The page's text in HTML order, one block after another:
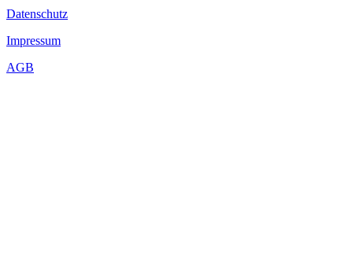
Datenschutz
Impressum
AGB